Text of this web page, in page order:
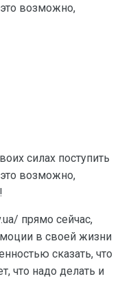
возможно,
силах поступить
возможно,
прямо сейчас,
в своей жизни
сказать, что
что надо делать и